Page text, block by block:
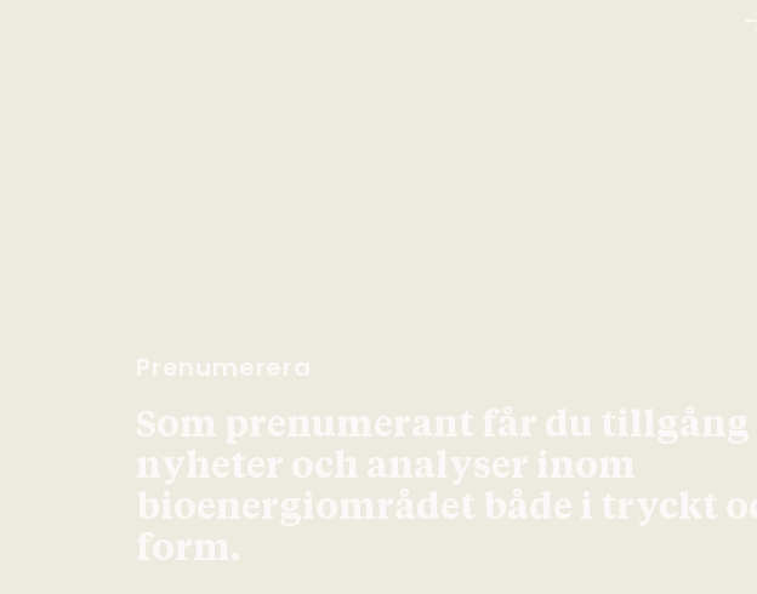
Prenumerera
Som prenumerant får du
nyheter och analyser inom
bioenergiområdet både i tryckt
form.